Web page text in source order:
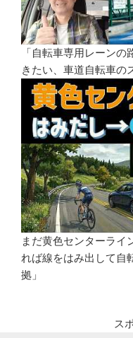
「自転車専用レーン
きたい、車道自転車の
まだ黄色センターライ
れば線をはみ出して自
拠」
ス